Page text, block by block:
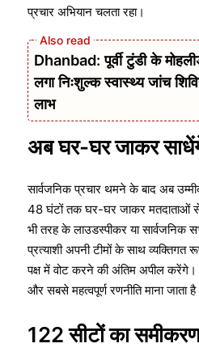
प्रचार अभियान चलता रहा।
Dhanbad: पूर्वी टुंडी के
लगा निःशुल्क स्वास्थ्य जांच
लाभ
अब घर-घर जाकर
सार्वजनिक प्रचार थमने के बाद अब
48 घंटों तक घर-घर जाकर मतदाताओं से
भी तरह के लाउडस्पीकर या सार्वजनिक
प्रत्याशी अपनी टीमों के साथ
पक्ष में वोट करने की अंतिम अपील
और सबसे महत्वपूर्ण रणनीति माना जाता
122 सीटों का